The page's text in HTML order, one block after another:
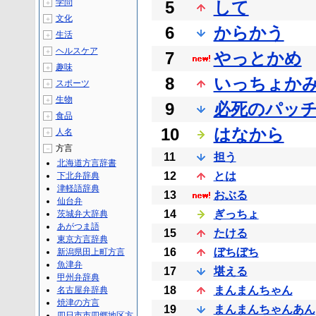
5
して
6
からかう
7
やっとかめ
8
いっちょか
9
必死のパッ
10
はなから
11
担う
12
とは
13
おぶる
14
ぎっちょ
15
たける
16
ぼちぼち
17
堪える
18
まんまんちゃん
19
まんまんちゃんあん
＋ 学問
＋ 文化
＋ 生活
＋ ヘルスケア
＋ 趣味
＋ スポーツ
＋ 生物
＋ 食品
＋ 人名
－
方言
北海道方言辞書
下北弁辞典
津軽語辞典
仙台弁
茨城弁大辞典
あがつま語
東京方言辞典
新潟県田上町方言
魚津弁
甲州弁辞典
名古屋弁辞典
焼津の方言